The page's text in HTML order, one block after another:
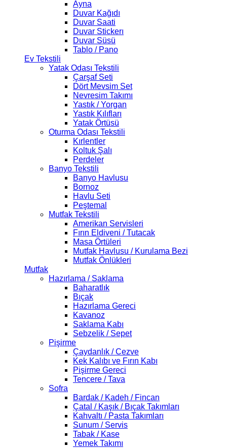
Ayna
Duvar Kağıdı
Duvar Saati
Duvar Stickerı
Duvar Süsü
Tablo / Pano
Ev Tekstili
Yatak Odası Tekstili
Çarşaf Seti
Dört Mevsim Set
Nevresim Takımı
Yastık / Yorgan
Yastık Kılıfları
Yatak Örtüsü
Oturma Odası Tekstili
Kırlentler
Koltuk Şalı
Perdeler
Banyo Tekstili
Banyo Havlusu
Bornoz
Havlu Seti
Peştemal
Mutfak Tekstili
Amerikan Servisleri
Fırın Eldiveni / Tutacak
Masa Örtüleri
Mutfak Havlusu / Kurulama Bezi
Mutfak Önlükleri
Mutfak
Hazırlama / Saklama
Baharatlık
Bıçak
Hazırlama Gereci
Kavanoz
Saklama Kabı
Sebzelik / Sepet
Pişirme
Çaydanlık / Cezve
Kek Kalıbı ve Fırın Kabı
Pişirme Gereci
Tencere / Tava
Sofra
Bardak / Kadeh / Fincan
Çatal / Kaşık / Bıçak Takımları
Kahvaltı / Pasta Takımları
Sunum / Servis
Tabak / Kase
Yemek Takımı